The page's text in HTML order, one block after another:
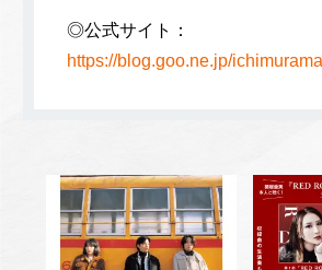
◎公式サイト：
https://blog.goo.ne.jp/